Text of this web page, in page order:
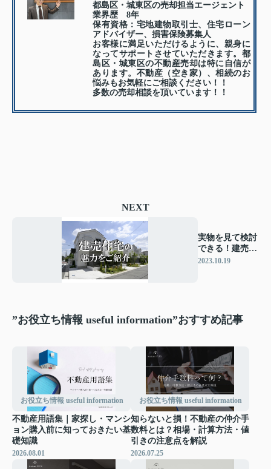
都島区・城東区の売却担当エージェント
業界歴 8年
保有資格：宅地建物取引士、住宅ローン
アドバイザー、損害保険募集人
お客様に満足いただけるように、親身に
なってサポートさせていただきます。都
島区・城東区の不動産売却は特に自信が
あります。不動産（空き家）、相続のお
悩みもお気軽にご相談ください！！
多数の売却相談を頂いています！！
NEXT
実物を見て検討
できる！建売住
宅の魅力をご紹
2023.10.19
”お役立ち情報 useful information”おすすめ記事
お役立ち情報 useful information
不動産用語集｜家探し・マンシ
ョン購入前に知っておきたい基
礎知識
2026.08.01
お役立ち情報 useful information
知らないと損！不動産の仲介手
数料とは？相場・計算方法・値
引きの注意点を解説
2026.07.25